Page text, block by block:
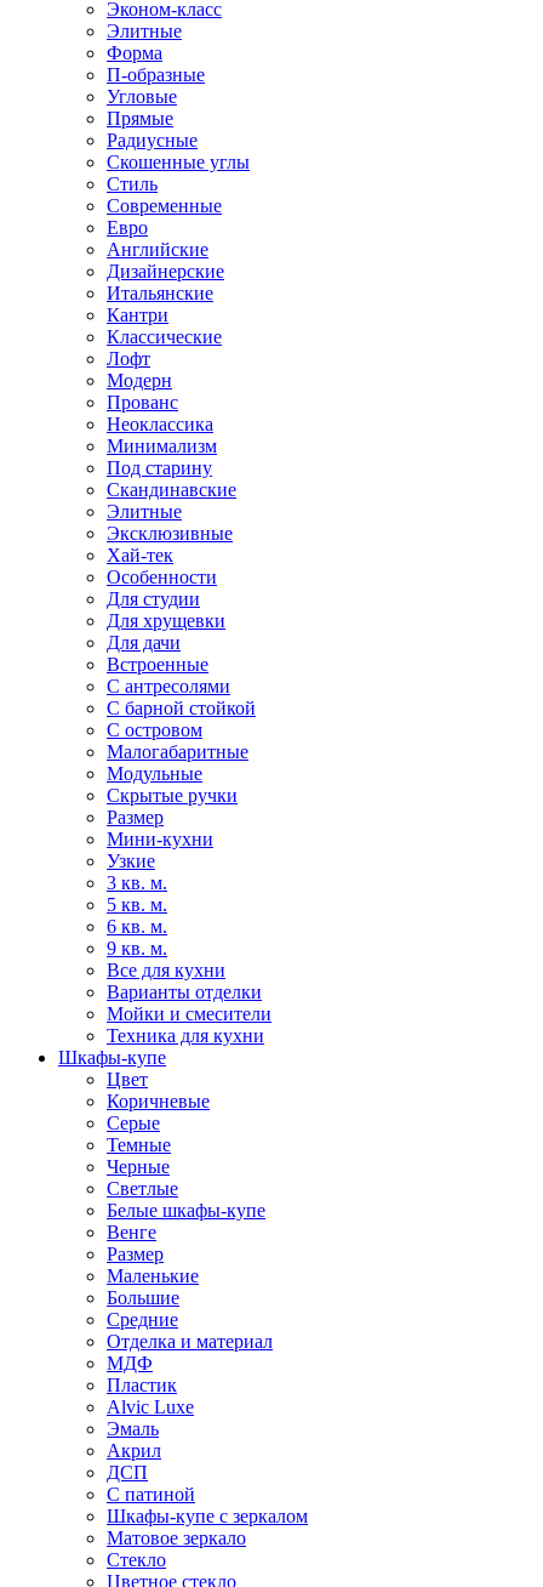
Эконом-класс
Элитные
Форма
П-образные
Угловые
Прямые
Радиусные
Скошенные углы
Стиль
Современные
Евро
Английские
Дизайнерские
Итальянские
Кантри
Классические
Лофт
Модерн
Прованс
Неоклассика
Минимализм
Под старину
Скандинавские
Элитные
Эксклюзивные
Хай-тек
Особенности
Для студии
Для хрущевки
Для дачи
Встроенные
С антресолями
С барной стойкой
С островом
Малогабаритные
Модульные
Скрытые ручки
Размер
Мини-кухни
Узкие
3 кв. м.
5 кв. м.
6 кв. м.
9 кв. м.
Все для кухни
Варианты отделки
Мойки и смесители
Техника для кухни
Шкафы-купе
Цвет
Коричневые
Серые
Темные
Черные
Светлые
Белые шкафы-купе
Венге
Размер
Маленькие
Большие
Средние
Отделка и материал
МДФ
Пластик
Alvic Luxe
Эмаль
Акрил
ДСП
С патиной
Шкафы-купе с зеркалом
Матовое зеркало
Стекло
Цветное стекло